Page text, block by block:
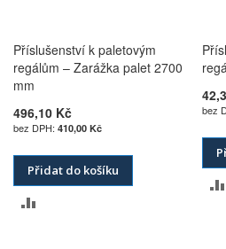
Příslušenství k paletovým
regálům – Zarážka palet 2700
mm
496,10 Kč
410,00 Kč
Přidat do košíku